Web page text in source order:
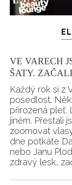
VE VARECH
ŠATY.
Každý rok si z
posedlost.
přirozená pleť.
jiném. Přestali
zoomovat
dne potkáte
nebo Janu
zdravý lesk,